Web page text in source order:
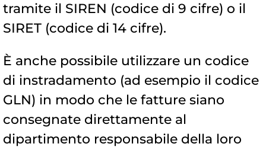
tramite il SIREN (codice di 9 cifre) o il
SIRET (codice di 14 cifre).
È anche possibile utilizzare un codice
di instradamento (ad esempio il codice
GLN) in modo che le fatture siano
consegnate direttamente al
dipartimento responsabile della loro